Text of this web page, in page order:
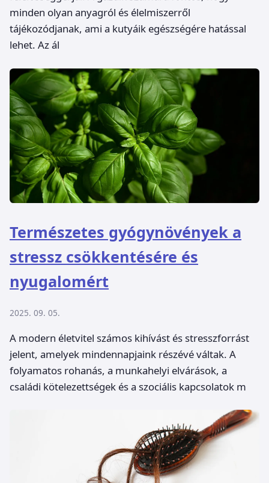
minden olyan anyagról és élelmiszerről
tájékozódjanak, ami a kutyáik egészségére hatással
lehet. Az ál
Természetes gyógynövények a
stressz csökkentésére és
nyugalomért
2025. 09. 05.
A modern életvitel számos kihívást és stresszforrást
jelent, amelyek mindennapjaink részévé váltak. A
folyamatos rohanás, a munkahelyi elvárások, a
családi kötelezettségek és a szociális kapcsolatok m